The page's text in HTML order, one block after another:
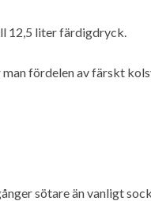
12,5 liter färdigdryck.
fördelen av färskt
sötare än vanligt